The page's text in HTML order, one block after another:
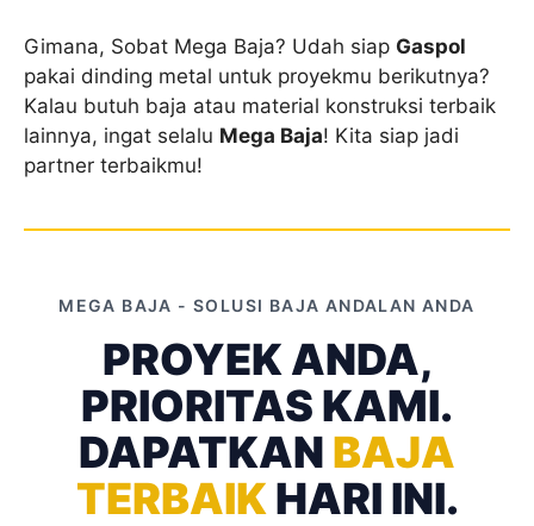
Gimana, Sobat Mega Baja? Udah siap Gaspol
pakai dinding metal untuk proyekmu berikutnya?
Kalau butuh baja atau material konstruksi terbaik
lainnya, ingat selalu Mega Baja! Kita siap jadi
partner terbaikmu!
MEGA BAJA - SOLUSI BAJA ANDALAN ANDA
PROYEK ANDA,
PRIORITAS KAMI.
DAPATKAN BAJA
TERBAIK HARI INI.